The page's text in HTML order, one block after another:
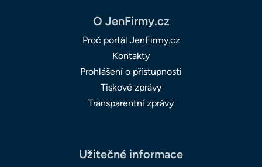
O JenFirmy.cz
Proč portál JenFirmy.cz
Kontakty
Prohlášení o přístupnosti
Tiskové zprávy
Transparentní zprávy
Užitečné informace